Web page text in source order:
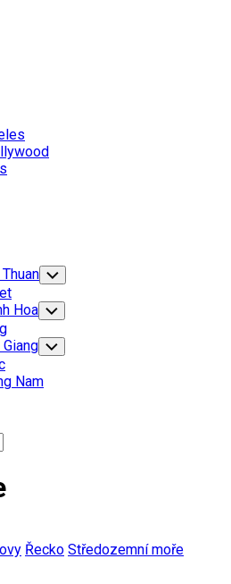
Toggle
Child
Menu
Hoa Toggle
Child
Menu
Toggle
Child
Nam
Řecko Středozemní moře